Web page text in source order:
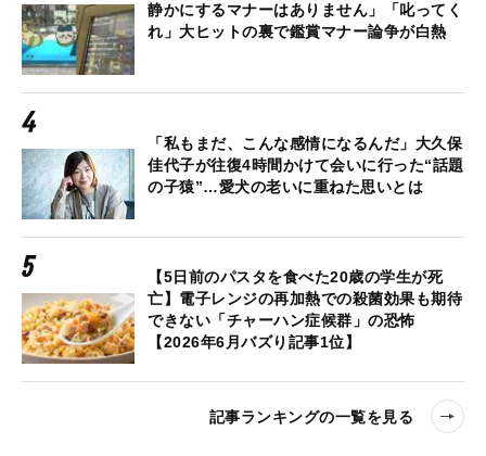
静かにするマナーはありません」「叱ってく
れ」大ヒットの裏で鑑賞マナー論争が白熱
「私もまだ、こんな感情になるんだ」大久保
佳代子が往復4時間かけて会いに行った“話題
の子猿”…愛犬の老いに重ねた思いとは
【5日前のパスタを食べた20歳の学生が死
亡】電子レンジの再加熱での殺菌効果も期待
できない「チャーハン症候群」の恐怖
【2026年6月バズり記事1位】
記事ランキングの一覧を見る